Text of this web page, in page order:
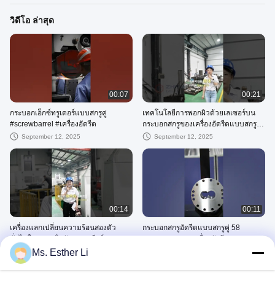
วิดีโอ ล่าสุด
00:07
กระบอกเอ็กซ์ทรูเดอร์แบบสกรูคู่
#screwbarrel #เครื่องอัดรีด
September 12, 2025
00:21
เทคโนโลยีการพอกผิวด้วยเลเซอร์บน
กระบอกสกรูของเครื่องอัดรีดแบบสกรูคู่
#screwbarrel #เครื่องอัดรีด
September 12, 2025
00:14
เครื่องแลกเปลี่ยนความร้อนสองตัว
ทั่วไปในระบบน้ํามันกล่องเกียร์
extruder # extrusionmachine #
twinscrewextruder
September 12, 2025
00:11
กระบอกสกรูอัดรีดแบบสกรูคู่ 58
Ms. Esther Li